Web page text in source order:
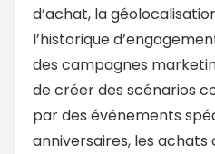
d’achat, la
l’historique
des campagnes
de créer des scénarios
par des événements
anniversaires, les achats